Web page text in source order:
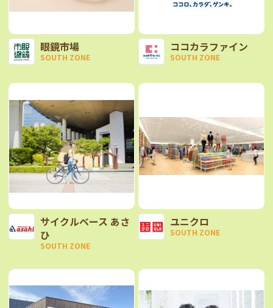
眼鏡市場
SOUTH ZONE
ココカラファイン
SOUTH ZONE
サイクルベース あさ
ひ
SOUTH ZONE
ユニクロ
SOUTH ZONE